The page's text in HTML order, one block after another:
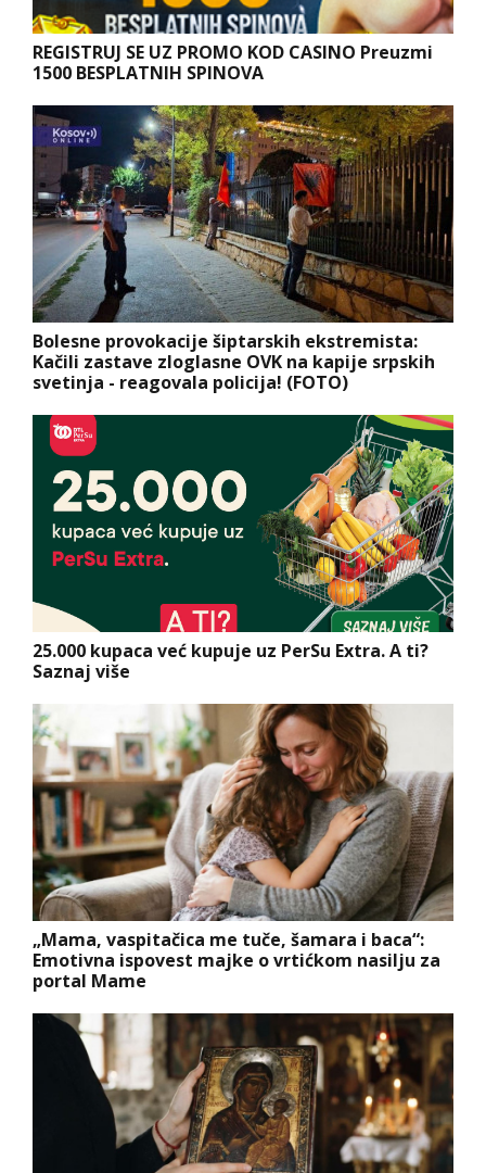
REGISTRUJ SE UZ PROMO KOD CASINO Preuzmi
1500 BESPLATNIH SPINOVA
Bolesne provokacije šiptarskih ekstremista:
Kačili zastave zloglasne OVK na kapije srpskih
svetinja - reagovala policija! (FOTO)
25.000 kupaca već kupuje uz PerSu Extra. A ti?
Saznaj više
„Mama, vaspitačica me tuče, šamara i baca“:
Emotivna ispovest majke o vrtićkom nasilju za
portal Mame